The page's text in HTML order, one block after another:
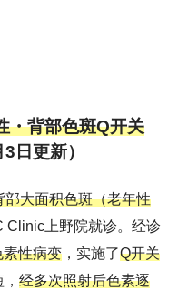
・背部色斑Q开关
日更新）
部大面积色斑（老年性
Clinic上野院就诊。经诊
素性病变 ，实施了Q开关
经多次照射后色素逐